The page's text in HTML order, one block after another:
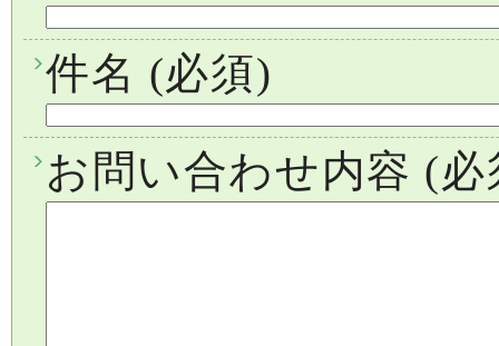
件名 (必須)
お問い合わせ内容 (必